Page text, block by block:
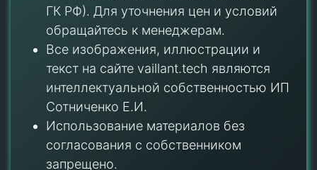
ГК РФ). Для уточнения цен и условий
обращайтесь к менеджерам.
Все изображения, иллюстрации и
текст на сайте vaillant.tech являются
интеллектуальной собственностью ИП
Сотниченко Е.И.
Использование материалов без
согласования с собственником
запрещено.